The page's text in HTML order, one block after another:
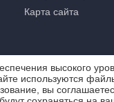
Карта сайта
и ни при
высокого
используются
вы